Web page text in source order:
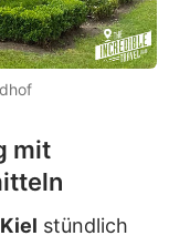
mit
stündlich